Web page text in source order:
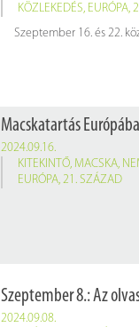
KÖZLEKEDÉS, EURÓPA,
Macskatartás
2024.09.16.
KITEKINTŐ, MACSKA,
EURÓPA, 21. SZÁZAD
Szeptember 8.: Az
2024.09.08.